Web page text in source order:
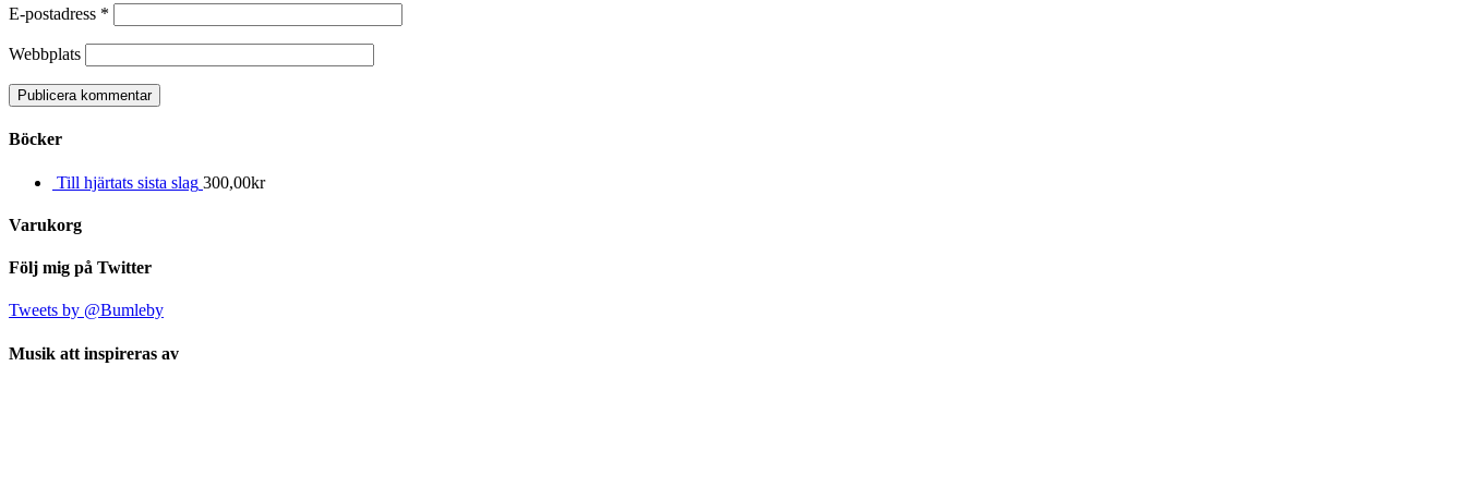
E-postadress *
Webbplats
Böcker
Till hjärtats sista slag 300,00kr
Varukorg
Följ mig på Twitter
Tweets by @Bumleby
Musik att inspireras av